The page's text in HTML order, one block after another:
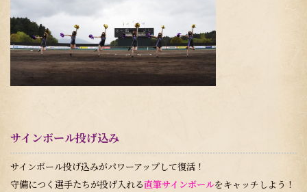
サインボール投げ込み
サインボール投げ込みがパワーアップして復活！
守備につく選手たちが投げ入れる直筆サインボールをキャッチしよう！